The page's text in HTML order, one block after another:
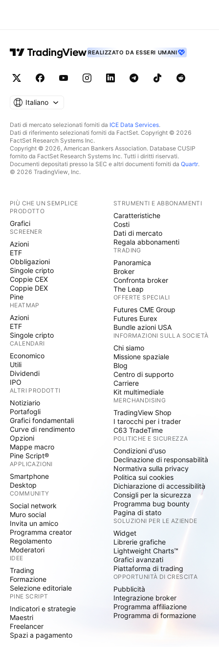
REALIZZATO DA ESSERI UMANI
Italiano
Dati di mercato selezionati forniti da ICE Data Services.
Dati di riferimento selezionati forniti da FactSet. Copyright © 2026
FactSet Research Systems Inc.
Copyright © 2026, American Bankers Association. Database CUSIP
fornito da FactSet Research Systems Inc. Tutti i diritti riservati.
Documenti depositati presso la SEC e altri documenti forniti da Quartr.
© 2026 TradingView, Inc.
PIÙ CHE UN SEMPLICE
PRODOTTO
Grafici
SCREENER
Azioni
ETF
Obbligazioni
Singole cripto
Coppie CEX
Coppie DEX
Pine
HEATMAP
Azioni
ETF
Singole cripto
CALENDARI
Economico
Utili
Dividendi
IPO
ALTRI PRODOTTI
Notiziario
Portafogli
Grafici fondamentali
Curve di rendimento
Opzioni
Mappe macro
Pine Script®
APPLICAZIONI
Smartphone
Desktop
COMMUNITY
Social network
Muro social
Invita un amico
Programma creator
Regolamento
Moderatori
IDEE
Trading
Formazione
Selezione editoriale
PINE SCRIPT
Indicatori e strategie
Maestri
Freelancer
Spazi a pagamento
STRUMENTI E ABBONAMENTI
Caratteristiche
Costi
Dati di mercato
Regala abbonamenti
TRADING
Panoramica
Broker
Confronta broker
The Leap
OFFERTE SPECIALI
Futures CME Group
Futures Eurex
Bundle azioni USA
INFORMAZIONI SULLA SOCIETÀ
Chi siamo
Missione spaziale
Blog
Centro di supporto
Carriere
Kit multimediale
MERCHANDISING
TradingView Shop
I tarocchi per i trader
C63 TradeTime
POLITICHE E SICUREZZA
Condizioni d'uso
Declinazione di responsabilità
Normativa sulla privacy
Politica sui cookies
Dichiarazione di accessibilità
Consigli per la sicurezza
Programma bug bounty
Pagina di stato
SOLUZIONI PER LE AZIENDE
Widget
Librerie grafiche
Lightweight Charts™
Grafici avanzati
Piattaforma di trading
OPPORTUNITÀ DI CRESCITA
Pubblicità
Integrazione broker
Programma affiliazione
Programma di formazione